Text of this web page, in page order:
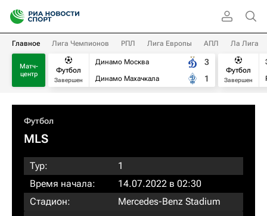
Главное Лига Чемпионов РПЛ Лига Европы АПЛ Ла Лига
Матч-
центр
Футбол
Завершен
Динамо Москва
Динамо Махачкала
3
1
Футбол
Завершен
Футбол
MLS
Тур:
1
Время начала:
14.07.2022 в 02:30
Стадион:
Mercedes-Benz Stadium